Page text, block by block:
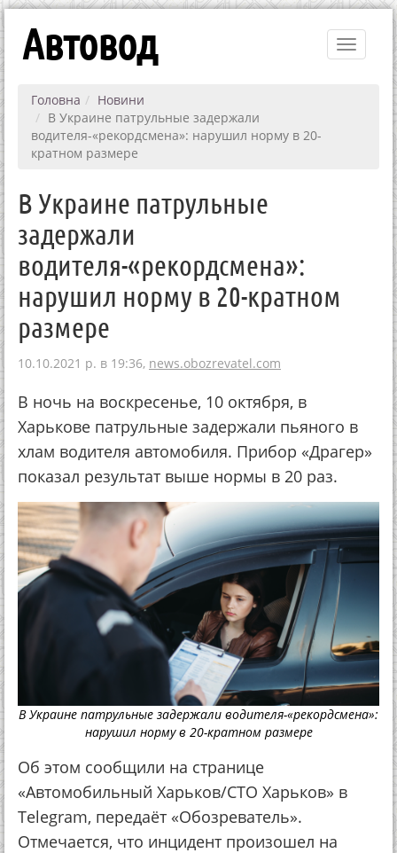
Toggle
Автовод
Головна
Новини
В Украине патрульные задержали
водителя-«рекордсмена»: нарушил норму в 20-
кратном размере
В Украине патрульные
задержали
водителя-«рекордсмена»:
нарушил норму в 20-кратном
размере
10.10.2021 р. в 19:36, news.obozrevatel.com
В ночь на воскресенье, 10 октября, в
Харькове патрульные задержали пьяного в
хлам водителя автомобиля. Прибор «Драгер»
показал результат выше нормы в 20 раз.
В Украине патрульные задержали водителя-«рекордсмена»:
нарушил норму в 20-кратном размере
Об этом сообщили на странице
«Автомобильный Харьков/СТО Харьков» в
Telegram, передаёт «Обозреватель».
Отмечается, что инцидент произошел на